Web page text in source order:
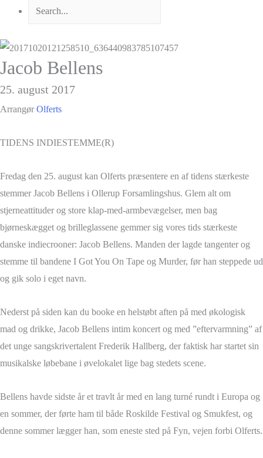
Jacob Bellens
25. august 2017
Arrangør Olferts
TIDENS INDIESTEMME(R)
Fredag den 25. august kan Olferts præsentere en af tidens stærkeste
stemmer Jacob Bellens i Ollerup Forsamlingshus. Glem alt om
stjerneattituder og store klap-med-armbevægelser, men bag
bjørneskægget og brilleglassene gemmer sig vores tids stærkeste
danske indiecrooner: Jacob Bellens. Manden der lagde tangenter og
stemme til bandene I Got You On Tape og Murder, før han steppede ud
og gik solo i eget navn.
Nederst på siden kan du booke en helstøbt aften på med økologisk
mad og drikke, Jacob Bellens intim koncert og med ”eftervarmning” af
det unge sangskrivertalent Frederik Hallberg, der faktisk har startet sin
musikalske løbebane i øvelokalet lige bag stedets scene.
Bellens havde sidste år et travlt år med en lang turné rundt i Europa og
en sommer, der førte ham til både Roskilde Festival og Smukfest, og
denne sommer lægger han, som eneste sted på Fyn, vejen forbi Olferts.